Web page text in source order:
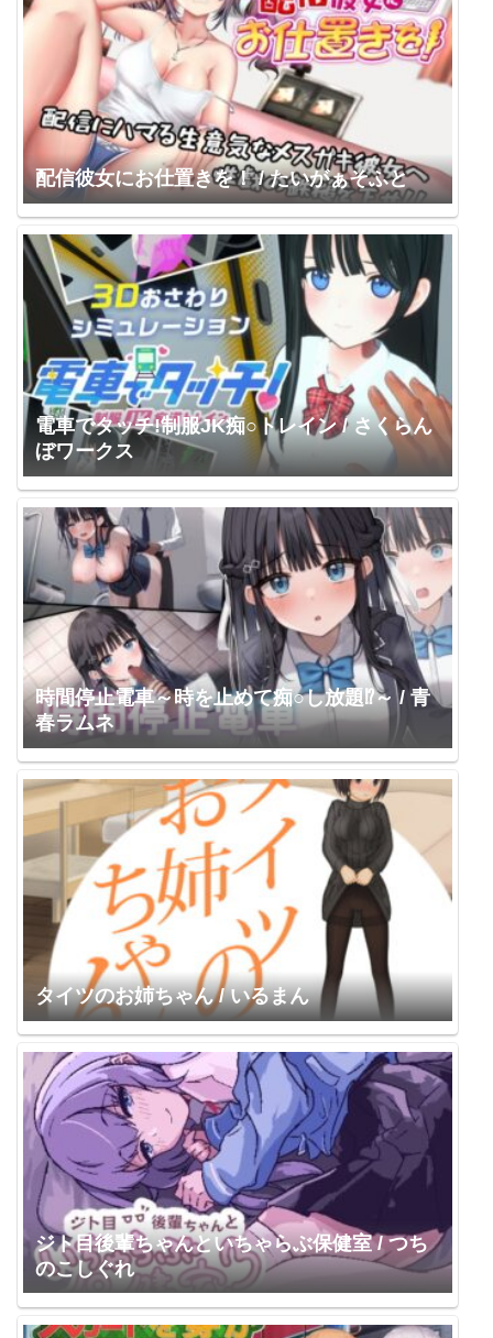
配信彼女にお仕置きを！ / たいがぁそふと
電車でタッチ!制服JK痴○トレイン / さくらん
ぼワークス
時間停止電車～時を止めて痴○し放題⁉～ / 青
春ラムネ
タイツのお姉ちゃん / いるまん
ジト目後輩ちゃんといちゃらぶ保健室 / つち
のこしぐれ